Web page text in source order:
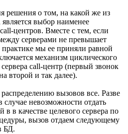
решения о том, на какой же из
выбор наименее
центров. Вместе с тем, если
серверами не превышает
мы ее приняли равной
механизм циклического
call-центр (первый звонок
второй и так далее).
вызовов все. Разве
случае невозможности отдать
в в качестве целевого сервера по
вызов отдаем следующему
БД.